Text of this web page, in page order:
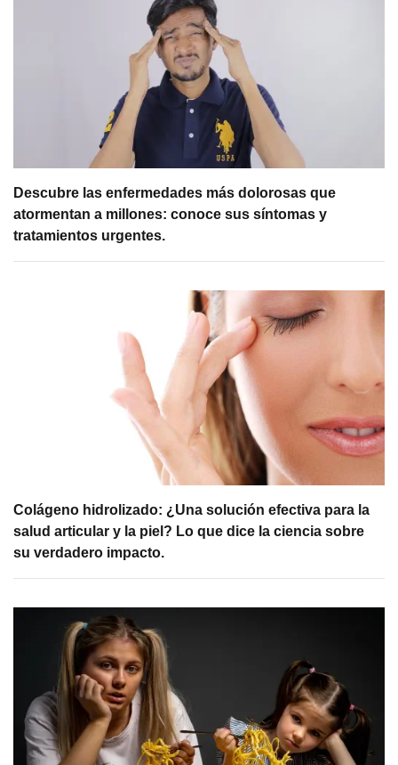
Descubre las enfermedades más dolorosas que
atormentan a millones: conoce sus síntomas y
tratamientos urgentes.
Colágeno hidrolizado: ¿Una solución efectiva para la
salud articular y la piel? Lo que dice la ciencia sobre
su verdadero impacto.